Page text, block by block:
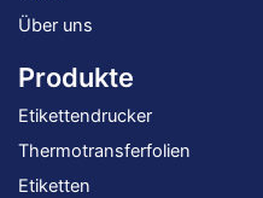
Über uns
Produkte
Etikettendrucker
Thermotransferfolien
Etiketten